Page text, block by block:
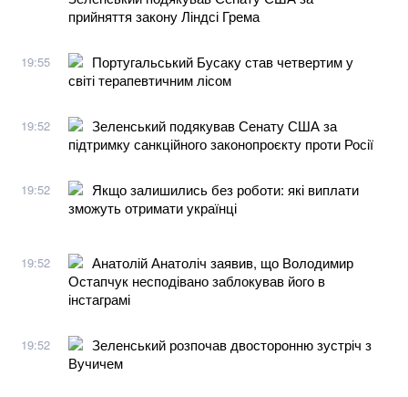
прийняття закону Ліндсі Грема
19:55
Португальський Бусаку став четвертим у
світі терапевтичним лісом
19:52
Зеленський подякував Сенату США за
підтримку санкційного законопроєкту проти Росії
19:52
Якщо залишились без роботи: які виплати
зможуть отримати українці
19:52
Анатолій Анатоліч заявив, що Володимир
Остапчук несподівано заблокував його в
інстаграмі
19:52
Зеленський розпочав двосторонню зустріч з
Вучичем